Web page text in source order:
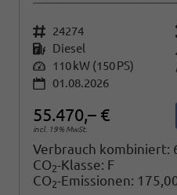
Fahrzeugnr. 24274
Kraftstoff Diesel
Leistung 110 kW (150 PS)
01.08.2026
55.470,– €
incl. 19% MwSt.
Verbrauch kombiniert:
CO2-Klasse: F
CO2-Emissionen: